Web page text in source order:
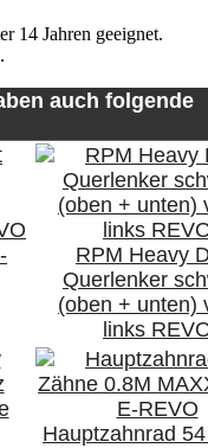
14 Jahren geeignet.
auch folgende
RPM Heavy
Querlenker
(oben + unten)
links
Hauptzahnrad